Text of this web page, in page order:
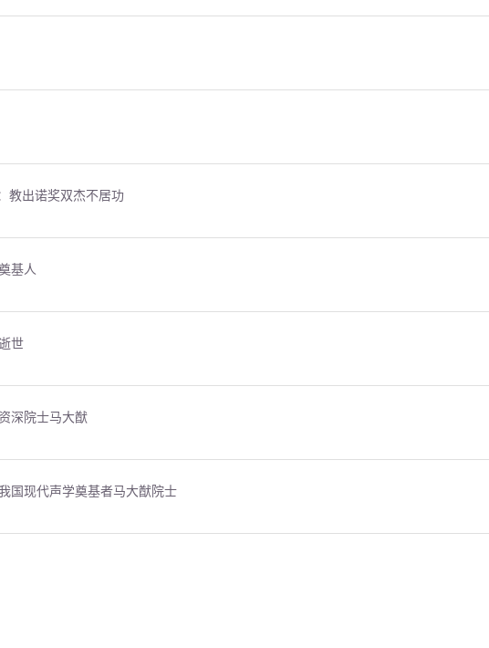
教出诺奖双杰不居功
基人
世
深院士马大猷
现代声学奠基者马大猷院士